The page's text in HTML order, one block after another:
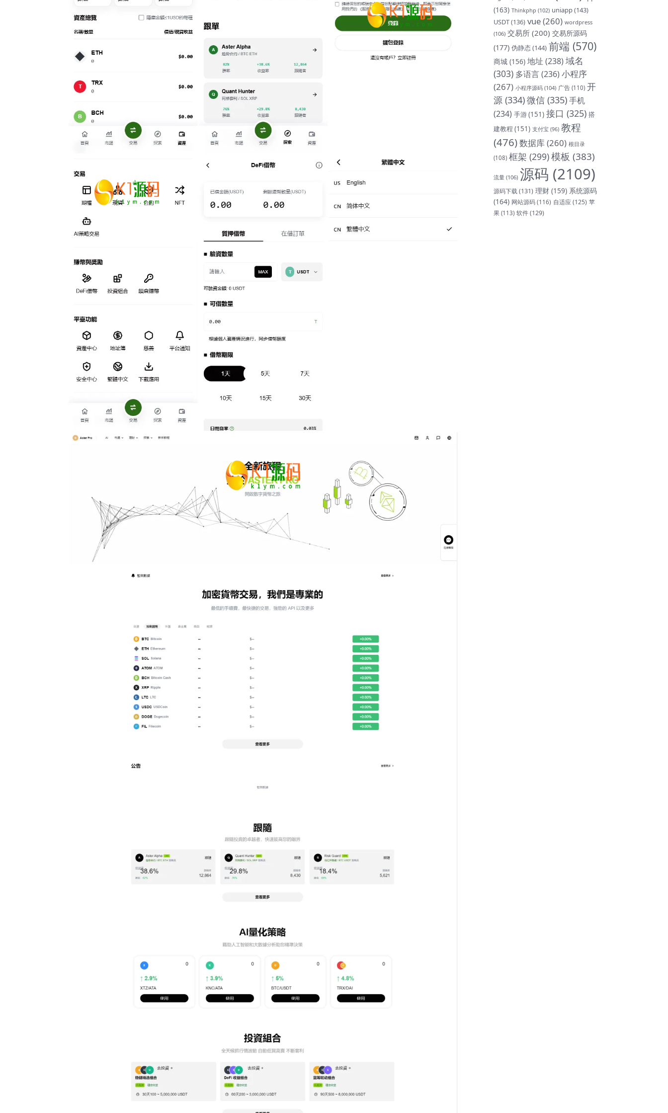
(163) Thinkphp (102) uniapp(143)
USDT(136) vue(260) wordpress
(106) 交易所 (200) 交易所源码
(177) 伪静态(144) 前端 (570)
商城 (156) 地址 (238)域名
(303) 多语言(236) 小程序
(267) 小程序源码 (104) 广告 (110) 开
源 (334)微信 (335)手机
(234) 手游(151) 接口 (325) 搭
建教程 (151) 支付宝 (96) 教程
(476)数据库(260) 根目录
(108) 框架 (299)模板 (383)
流量 (106) 源码 (2109)
源码下载(131) 理财 (159) 系统源码
(164) 网站源码(116) 自适应(125) 苹
果 (113) 软件(129)